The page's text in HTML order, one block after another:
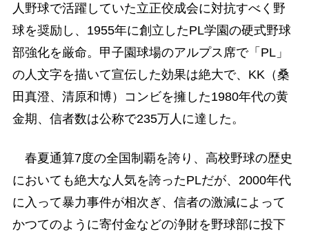
人野球で活躍していた立正佼成会に対抗すべく野
球を奨励し、1955年に創立したPL学園の硬式野球
部強化を厳命。甲子園球場のアルプス席で「PL」
の人文字を描いて宣伝した効果は絶大で、KK（桑
田真澄、清原和博）コンビを擁した1980年代の黄
金期、信者数は公称で235万人に達した。
春夏通算7度の全国制覇を誇り、高校野球の歴史
においても絶大な人気を誇ったPLだが、2000年代
に入って暴力事件が相次ぎ、信者の激減によって
かつてのように寄付金などの浄財を野球部に投下